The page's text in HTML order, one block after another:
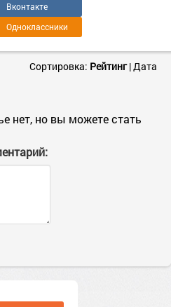
Вконтакте
Одноклассники
Сортировка: Рейтинг|Дата
нет, но вы можете стать